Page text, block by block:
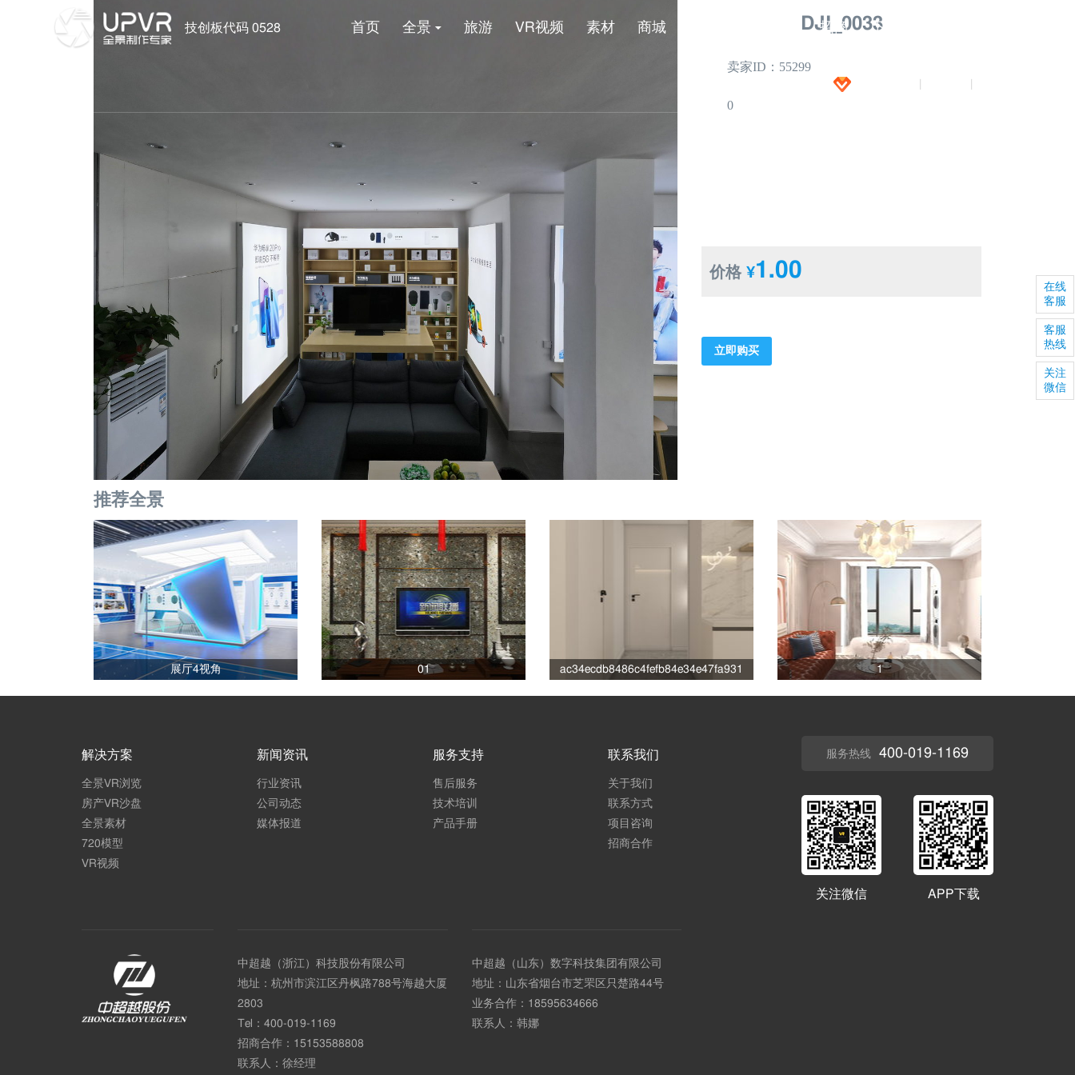
技创板代码 0528 首页 全景 旅游 VR视频 素材 商城 招商 下载
DJI_0033
卖家ID：55299
0
价格 ¥1.00
立即购买
推荐全景
展厅4视角 01 ac34ecdb8486c4fefb84e34e47fa931 1
解决方案
全景VR浏览
房产VR沙盘
全景素材
720模型
VR视频
新闻资讯
行业资讯
公司动态
媒体报道
服务支持
售后服务
技术培训
产品手册
联系我们
关于我们
联系方式
项目咨询
招商合作
服务热线 400-019-1169
关注微信 APP下载
中超越（浙江）科技股份有限公司
地址：杭州市滨江区丹枫路788号海越大厦
2803
Tel： 400-019-1169
招商合作： 15153588808
联系人：徐经理
中超越（山东）数字科技集团有限公司
地址：山东省烟台市芝罘区只楚路44号
业务合作： 18595634666
联系人：韩娜
在线
客服
客服
热线
关注
微信